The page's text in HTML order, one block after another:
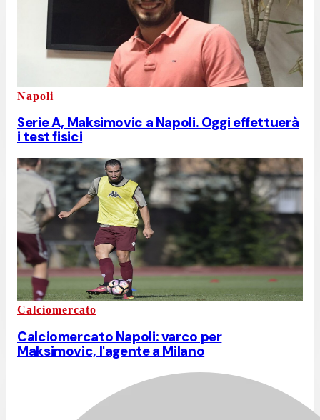
Napoli
Serie A, Maksimovic a Napoli. Oggi effettuerà
i test fisici
Calciomercato
Calciomercato Napoli: varco per
Maksimovic, l'agente a Milano